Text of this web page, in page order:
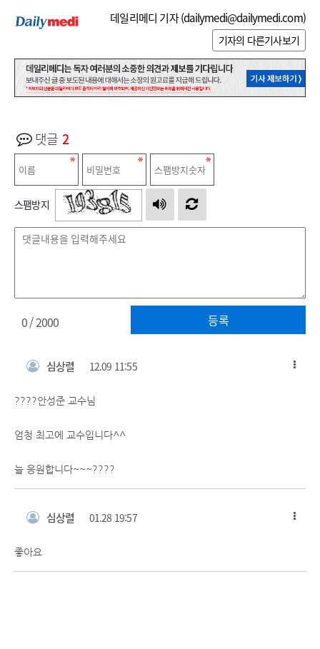
데일리메디 기자 (dailymedi@dailymedi.com)
기자의 다른기사보기
댓글 2
스팸방지
등록
0/ 2000
심상렬 12.09 11:55
????안성준 교수님
엄청 최고에 교수입니다^^
늘 응원합니다~~~????
심상렬 01.28 19:57
좋아요